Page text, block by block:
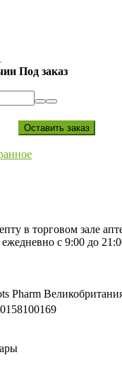
Под заказ
в торговом зале
ежедневно с 9:00 до
Pharm